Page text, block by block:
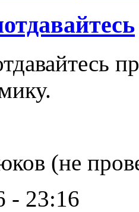
(не
- 23:16